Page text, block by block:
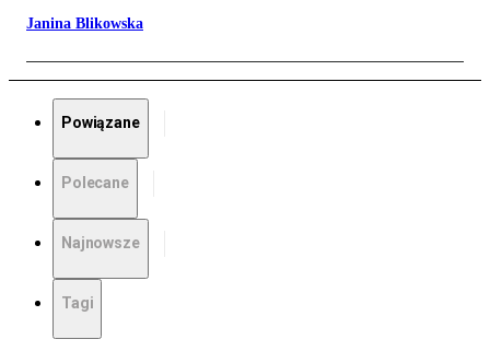
Janina Blikowska
Powiązane
Polecane
Najnowsze
Tagi